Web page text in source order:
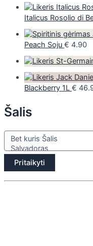
Italicus Rosolio di
Peach Soju € 4.90
Blackberry 1L €
Šalis
Pritaikyti